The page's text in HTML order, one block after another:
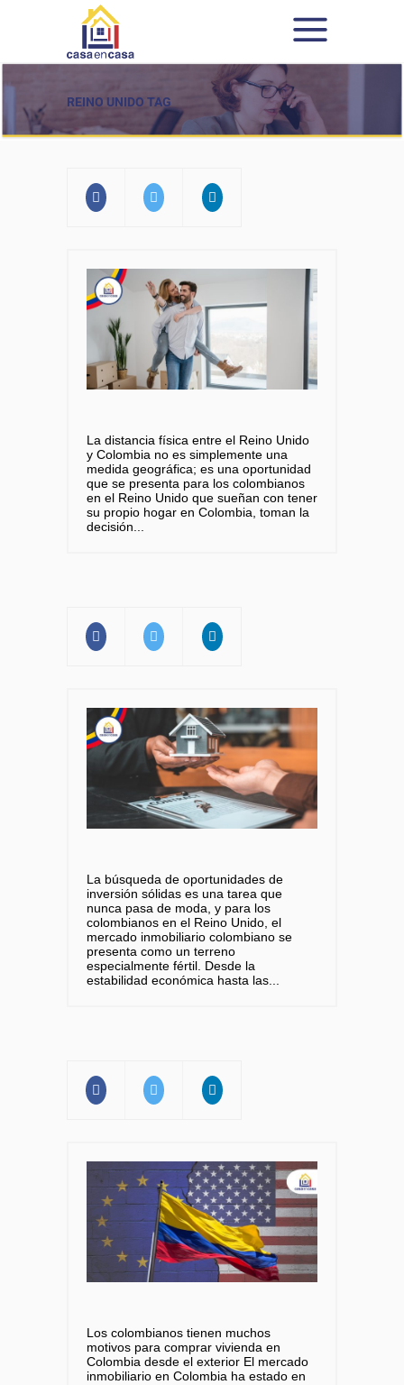
REINO UNIDO TAG
La distancia física entre el Reino Unido
y Colombia no es simplemente una
medida geográfica; es una oportunidad
que se presenta para los colombianos
en el Reino Unido que sueñan con tener
su propio hogar en Colombia, toman la
decisión
La búsqueda de oportunidades de
inversión sólidas es una tarea que
nunca pasa de moda, y para los
colombianos en el Reino Unido, el
mercado inmobiliario colombiano se
presenta como un terreno
especialmente fértil. Desde la
estabilidad económica hasta las
Los colombianos tienen muchos
motivos para comprar vivienda en
Colombia desde el exterior El mercado
inmobiliario en Colombia ha estado en